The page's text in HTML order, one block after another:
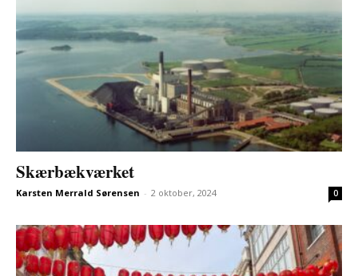
Skærbækværket
Karsten Merrald Sørensen - 2 oktober, 2024 0